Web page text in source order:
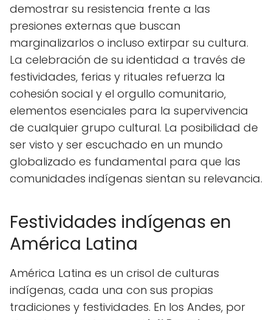
demostrar su resistencia frente a las
presiones externas que buscan
marginalizarlos o incluso extirpar su cultura.
La celebración de su identidad a través de
festividades, ferias y rituales refuerza la
cohesión social y el orgullo comunitario,
elementos esenciales para la supervivencia
de cualquier grupo cultural. La posibilidad de
ser visto y ser escuchado en un mundo
globalizado es fundamental para que las
comunidades indígenas sientan su relevancia.
Festividades indígenas en
América Latina
América Latina es un crisol de culturas
indígenas, cada una con sus propias
tradiciones y festividades. En los Andes, por